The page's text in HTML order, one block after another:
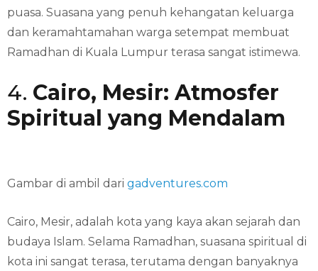
puasa. Suasana yang penuh kehangatan keluarga
dan keramahtamahan warga setempat membuat
Ramadhan di Kuala Lumpur terasa sangat istimewa.
4. Cairo, Mesir: Atmosfer
Spiritual yang Mendalam
Gambar di ambil dari gadventures.com
Cairo, Mesir, adalah kota yang kaya akan sejarah dan
budaya Islam. Selama Ramadhan, suasana spiritual di
kota ini sangat terasa, terutama dengan banyaknya